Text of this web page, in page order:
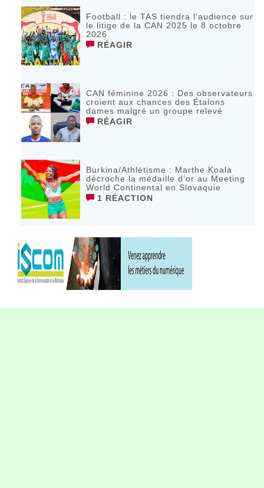
Football : le TAS tiendra l’audience sur
le litige de la CAN 2025 le 8 octobre
2026
RÉAGIR
CAN féminine 2026 : Des observateurs
croient aux chances des Étalons
dames malgré un groupe relevé
RÉAGIR
Burkina/Athlétisme : Marthe Koala
décroche la médaille d’or au Meeting
World Continental en Slovaquie ‎
1 RÉACTION